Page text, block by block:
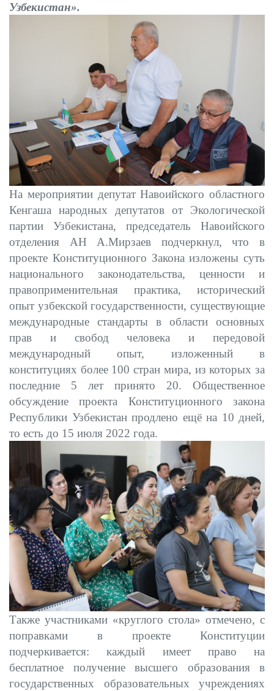
Узбекистан».
На мероприятии депутат Навоийского областного
Кенгаша народных депутатов от Экологической
партии Узбекистана, председатель Навоийского
отделения АН А.Мирзаев подчеркнул, что в
проекте Конституционного Закона изложены суть
национального законодательства, ценности и
правоприменительная практика, исторический
опыт узбекской государственности, существующие
международные стандарты в области основных
прав и свобод человека и передовой
международный опыт, изложенный в
конституциях более 100 стран мира, из которых за
последние 5 лет принято 20. Общественное
обсуждение проекта Конституционного закона
Республики Узбекистан продлено ещё на 10 дней,
то есть до 15 июля 2022 года.
Также участниками «круглого стола» отмечено, c
поправками в проекте Конституции
подчеркивается: каждый имеет право на
бесплатное получение высшего образования в
государственных образовательных учреждениях